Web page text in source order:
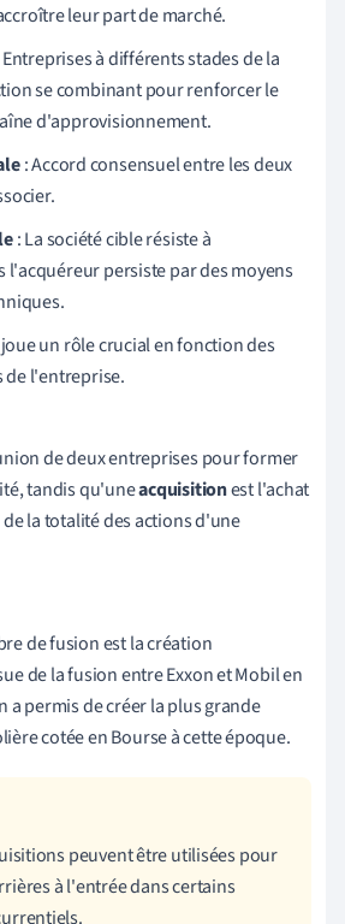
leur part de marché.
à différents stades de la
se combinant pour renforcer le
d'approvisionnement.
: Accord consensuel entre les deux
: La société cible résiste à
l'acquéreur persiste par des moyens
un rôle crucial en fonction des
de l'entreprise.
de deux entreprises pour former
tandis qu'uneacquisitionest l'achat
la totalité des actions d'une
de fusion est la création
de la fusion entre Exxon et Mobil en
a permis de créer la plus grande
cotée en Bourse à cette époque.
peuvent être utilisées pour
à l'entrée dans certains